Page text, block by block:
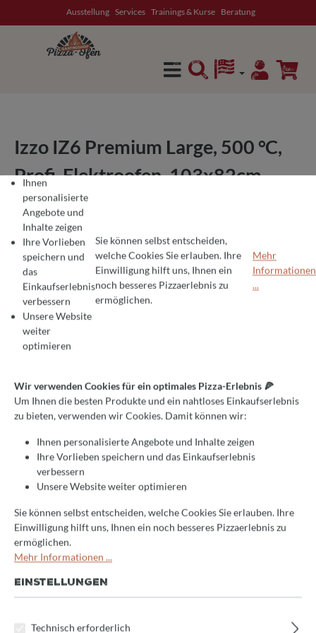
Ausstellung Services Trainings & Kurse Beratung
Izzo IZ6 Premium Large, 500 °C,
Profi-Elektroofen, 103x82cm
Backfläche
Durchschnittliche Bewertung von 0 von 5 Sternen
Jetzt bewerten!
Izzo IZ6 Premium Large, 500
COOKIE-VOREINSTELLUNGEN
Wir verwenden Cookies für ein optimales Pizza-Erlebnis 🍕
Um Ihnen die besten Produkte und ein nahtloses Einkaufserlebnis zu
Ihnen
personalisierte
Angebote und
Inhalte zeigen
Ihre Vorlieben
speichern und
das
Einkaufserlebnis
verbessern
Unsere Website
weiter
optimieren
Sie können selbst entscheiden,
welche Cookies Sie erlauben. Ihre
Einwilligung hilft uns, Ihnen ein
noch besseres Pizzaerlebnis zu
ermöglichen.
Mehr
Informationen
...
Wir verwenden Cookies für ein optimales Pizza-Erlebnis 🍕
Um Ihnen die besten Produkte und ein nahtloses Einkaufserlebnis
zu bieten, verwenden wir Cookies. Damit können wir:
Ihnen personalisierte Angebote und Inhalte zeigen
Ihre Vorlieben speichern und das Einkaufserlebnis
verbessern
Unsere Website weiter optimieren
Sie können selbst entscheiden, welche Cookies Sie erlauben. Ihre
Einwilligung hilft uns, Ihnen ein noch besseres Pizzaerlebnis zu
ermöglichen.
Mehr Informationen ...
EINSTELLUNGEN
Technisch erforderlich